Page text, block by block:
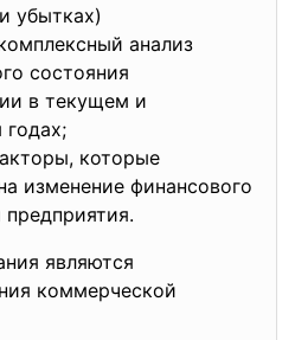
убытках)
анализ
состояния
в текущем и
годах;
которые
изменение финансового
предприятия.
являются
коммерческой